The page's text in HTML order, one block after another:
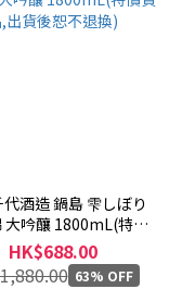
酒造 鍋島 雫しぼり
大吟釀 1800mL(特價
,出貨後恕不退換)
HK$688.00
63% OFF